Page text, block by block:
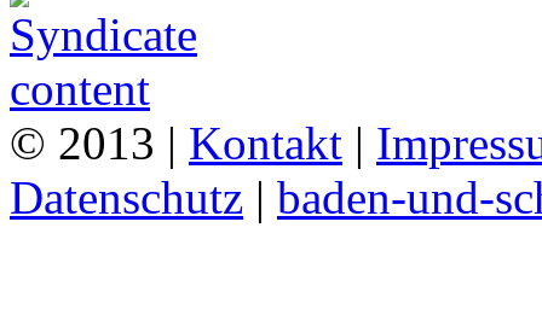
© 2013 | Kontakt |
Datenschutz | baden-und-